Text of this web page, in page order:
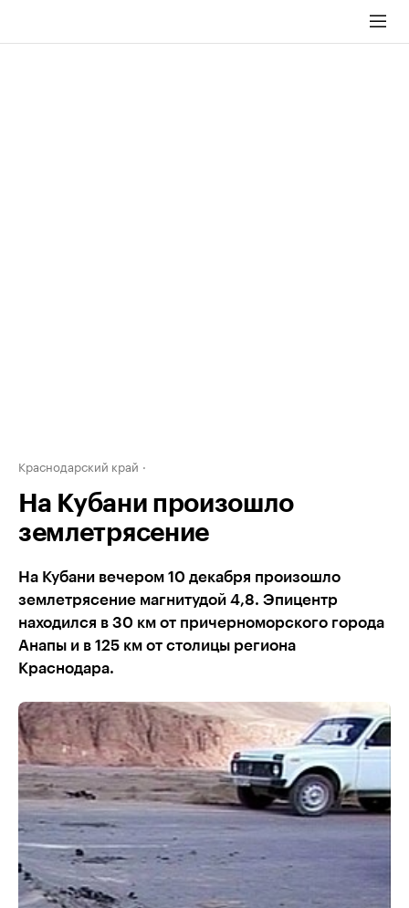
Краснодарский край
На Кубани произошло
землетрясение
На Кубани вечером 10 декабря произошло
землетрясение магнитудой 4,8. Эпицентр
находился в 30 км от причерноморского города
Анапы и в 125 км от столицы региона
Краснодара.